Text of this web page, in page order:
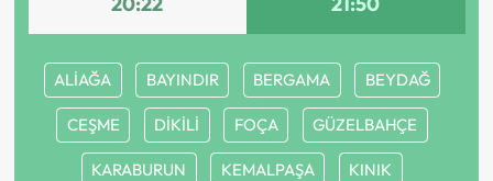
ALİAĞA BAYINDIR BERGAMA BEYDAĞ
CEŞME DİKİLİ FOÇA GÜZELBAHÇE
KARABURUN KEMALPAŞA KINIK